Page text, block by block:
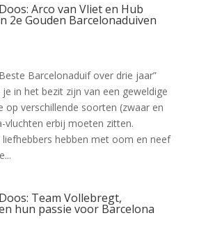
Arco van Vliet en Hub
2e Gouden Barcelonaduiven
Barcelonaduif over drie jaar”
in het bezit zijn van een geweldige
op verschillende soorten (zwaar en
vluchten erbij moeten zitten.
hebben met oom en neef
Team Vollebregt,
hun passie voor Barcelona